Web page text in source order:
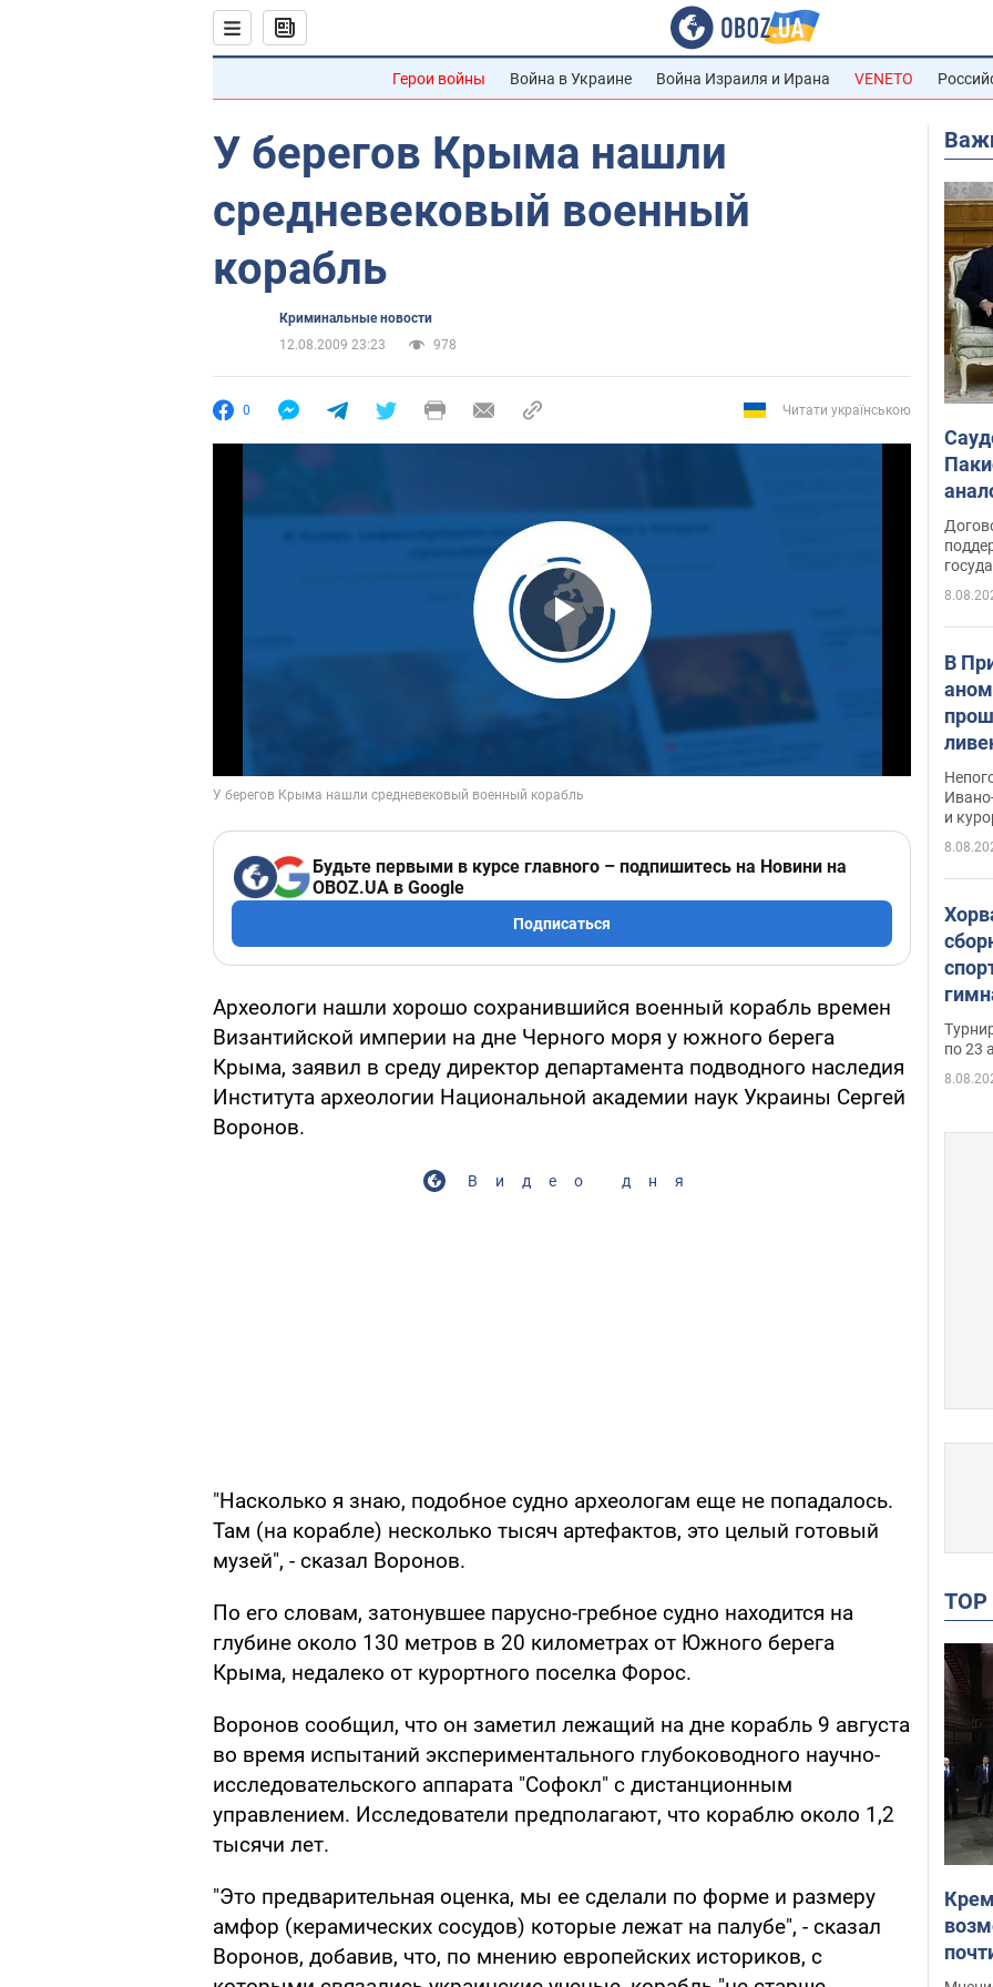
Герои войны Война в Украине Война Израиля и Ирана VENETO
У берегов Крыма нашли
средневековый военный
корабль
Криминальные новости
12.08.2009 23:23
978
0 Читати українською
Play Video
Будьте первыми в курсе главного – подпишитесь на Новини на
OBOZ.UA в Google
Подписаться
Археологи нашли хорошо сохранившийся военный корабль времен
Византийской империи на дне Черного моря у южного берега
Крыма, заявил в среду директор департамента подводного наследия
Института археологии Национальной академии наук Украины Сергей
Воронов.
Видео дня
"Насколько я знаю, подобное судно археологам еще не попадалось.
Там (на корабле) несколько тысяч артефактов, это целый готовый
музей", - сказал Воронов.
По его словам, затонувшее парусно-гребное судно находится на
глубине около 130 метров в 20 километрах от Южного берега
Крыма, недалеко от курортного поселка Форос.
Воронов сообщил, что он заметил лежащий на дне корабль 9 августа
во время испытаний экспериментального глубоководного научно-
исследовательского аппарата "Софокл" с дистанционным
управлением. Исследователи предполагают, что кораблю около 1,2
тысячи лет.
"Это предварительная оценка, мы ее сделали по форме и размеру
амфор (керамических сосудов) которые лежат на палубе", - сказал
Воронов, добавив, что, по мнению европейских историков, с
В
и
на
по 23